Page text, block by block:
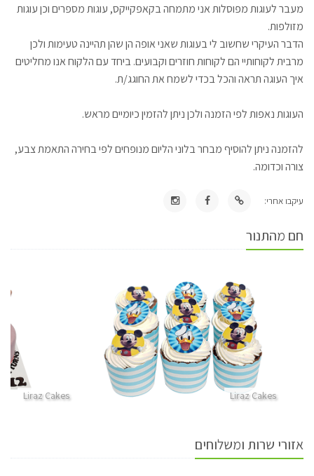
מעבר לעוגות מפוסלות אני מתמחה בקאפקייקס, עוגות מספרים וכן עוגות
מזולפות.
הדבר העיקרי שחשוב לי בעוגות שאני אופה הן שהן תהיינה טעימות ולכן
מרבית לקוחותיי הם לקוחות חוזרים וקבועים. ביחד עם הלקוח אנו מחליטים
איך העוגה תראה והכל בכדי לשמח את החוגג/ת.
העוגות נאפות לפי הזמנה ולכן ניתן להזמין כיומיים מראש.
להזמנה ניתן להוסיף מבחר בלוני הליום מנופחים לפי בחירה התאמת צבע,
צורה וכדומה.
עיקבו אחרי:
חם מהתנור
Liraz Cakes
Liraz Cakes
אזורי שרות ומשלוחים